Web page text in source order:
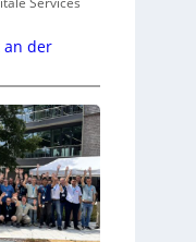
an der